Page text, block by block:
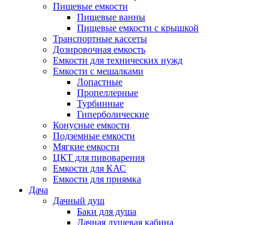
Пищевые емкости
Пищевые ванны
Пищевые емкости с крышкой
Транспортные кассеты
Дозировочная емкость
Емкости для технических нужд
Емкости с мешалками
Лопастные
Пропеллерные
Турбинные
Гиперболические
Конусные емкости
Подземные емкости
Мягкие емкости
ЦКТ для пивоварения
Емкости для КАС
Емкости для приямка
Дача
Дачный душ
Баки для душа
Дачная душевая кабина